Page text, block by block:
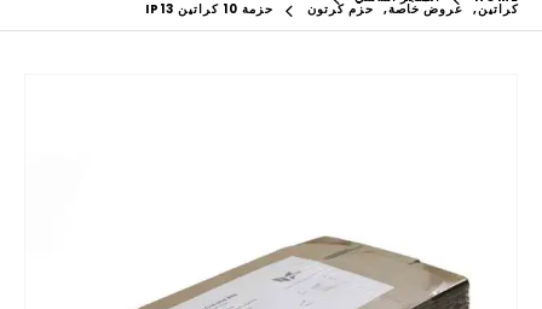
كراتين, عروض خاصة, حزم كرتون حزمة 10 كراتين IP13